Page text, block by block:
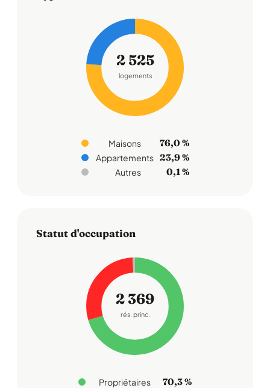
2 525
logements
Maisons 76,0 %
Appartements 23,9 %
Autres 0,1 %
Statut d'occupation
2 369
rés. princ.
Propriétaires 70,3 %